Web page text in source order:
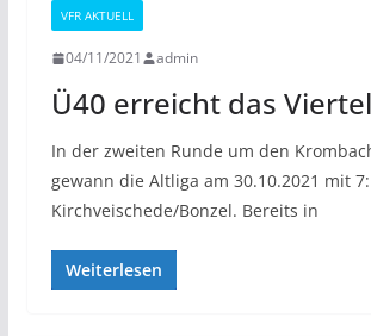
VFR AKTUELL
04/11/2021 admin
Ü40 erreicht das
In der zweiten Runde um den
gewann die Altliga am 30.10.2021 mit
Kirchveischede/Bonzel. Bereits in
Weiterlesen